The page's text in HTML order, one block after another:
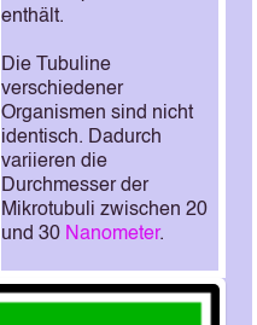
enthält.
Die Tubuline
verschiedener
Organismen sind nicht
identisch. Dadurch
variieren die
Durchmesser der
Mikrotubuli zwischen 20
und 30 Nanometer.